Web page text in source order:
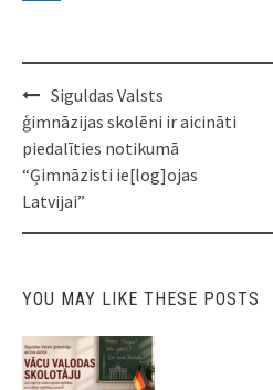
Post
navigation
Siguldas Valsts
ģimnāzijas skolēni ir aicināti
piedalīties notikumā
“Ģimnāzisti ie[log]ojas
Latvijai”
YOU MAY LIKE THESE POSTS